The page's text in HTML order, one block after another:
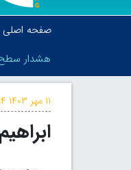
صفحه اصلی
هشدار سطح
هشدار
۱۱ مهر ۱۴۰۳